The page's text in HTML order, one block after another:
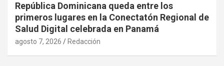
República Dominicana queda entre los
primeros lugares en la Conectatón Regional de
Salud Digital celebrada en Panamá
agosto 7, 2026 Redacción